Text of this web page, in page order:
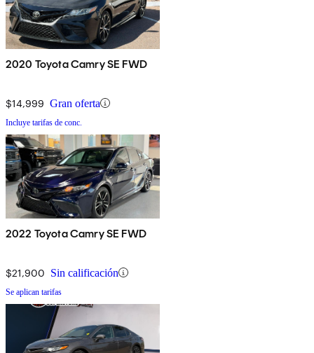
2020 Toyota Camry SE FWD
$14,999 Gran oferta
Incluye tarifas de conc.
2022 Toyota Camry SE FWD
$21,900 Sin calificación
Se aplican tarifas